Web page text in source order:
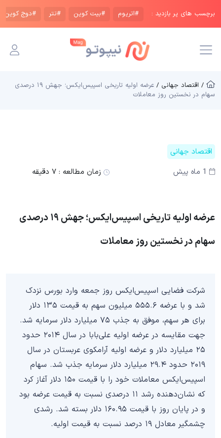
برچسب های پر بازدید : #اتریوم #بیت کوین #تتر #دوج کوین
/ اقتصاد جهانی /
عرضه اولیه تاریخی اسپیس‌ایکس؛ جهش ۱۹ درصدی
سهام در نخستین روز معاملات
اقتصاد جهانی
1 ماه پیش
زمان مطالعه : ۷ دقیقه
عرضه اولیه تاریخی اسپیس‌ایکس؛ جهش ۱۹ درصدی
سهام در نخستین روز معاملات
شرکت فضایی اسپیس‌ایکس روز جمعه وارد بورس نزدک
شد و با عرضه ۵۵۵.۶ میلیون سهم به قیمت ۱۳۵ دلار
برای هر سهم، موفق به جذب ۷۵ میلیارد دلار سرمایه شد.
جهت مقایسه در عرضه اولیه علی‌بابا در سال ۲۰۱۴ حدود
۲۵ میلیارد دلار و عرضه اولیه آرامکوی عربستان در سال
۲۰۱۹ حدود ۲۹.۴ میلیارد دلار سرمایه جذب شد. سهام
اسپیس‌ایکس معاملات خود را با قیمت ۱۵۰ دلار آغاز کرد
که نشان‌دهنده رشد ۱۱ درصدی نسبت به قیمت عرضه بود
و در پایان روز با قیمت ۱۶۰.۹۵ دلار بسته شد. رشدی
چشمگیر معادل ۱۹ درصد نسبت به قیمت اولیه.